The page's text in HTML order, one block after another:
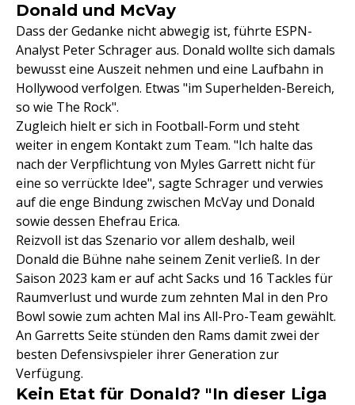
Donald und McVay
Dass der Gedanke nicht abwegig ist, führte ESPN-
Analyst Peter Schrager aus. Donald wollte sich damals
bewusst eine Auszeit nehmen und eine Laufbahn in
Hollywood verfolgen. Etwas "im Superhelden-Bereich,
so wie The Rock".
Zugleich hielt er sich in Football-Form und steht
weiter in engem Kontakt zum Team. "Ich halte das
nach der Verpflichtung von Myles Garrett nicht für
eine so verrückte Idee", sagte Schrager und verwies
auf die enge Bindung zwischen McVay und Donald
sowie dessen Ehefrau Erica.
Reizvoll ist das Szenario vor allem deshalb, weil
Donald die Bühne nahe seinem Zenit verließ. In der
Saison 2023 kam er auf acht Sacks und 16 Tackles für
Raumverlust und wurde zum zehnten Mal in den Pro
Bowl sowie zum achten Mal ins All-Pro-Team gewählt.
An Garretts Seite stünden den Rams damit zwei der
besten Defensivspieler ihrer Generation zur
Verfügung.
Kein Etat für Donald? "In dieser Liga